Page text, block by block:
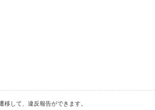
して、違反報告ができます。